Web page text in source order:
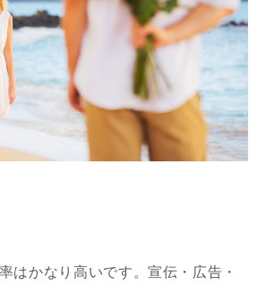
はかなり高いです。宣伝・広告・